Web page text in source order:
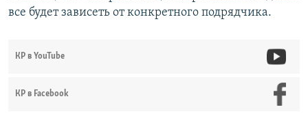
все будет зависеть от конкретного подрядчика.
КР в YouTube
КР в Facebook